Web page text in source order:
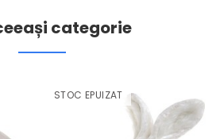
categorie
STOC EPUIZAT